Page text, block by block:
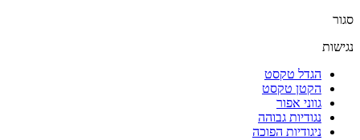
סגור
נגישות
הגדל טקסט
הקטן טקסט
גווני אפור
נגודיות גבוהה
ניגודיות הפוכה